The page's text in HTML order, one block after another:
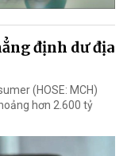
định dư địa
(HOSE: MCH)
hơn 2.600 tỷ